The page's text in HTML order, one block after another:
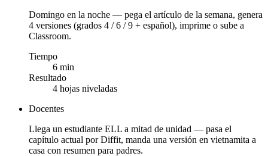
Domingo en la noche — pega el artículo de la semana, genera
4 versiones (grados 4 / 6 / 9 + español), imprime o sube a
Classroom.
Tiempo
6 min
Resultado
4 hojas niveladas
Docentes
Llega un estudiante ELL a mitad de unidad — pasa el
capítulo actual por Diffit, manda una versión en vietnamita a
casa con resumen para padres.